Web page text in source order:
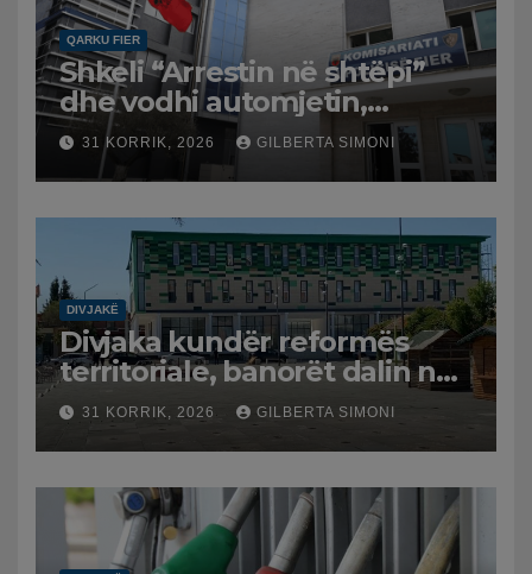
QARKU FIER
Shkeli “Arrestin në shtëpi”
dhe vodhi automjetin,
arrestohet 43-vjeçari
31 KORRIK, 2026 GILBERTA SIMONI
DIVJAKË
Divjaka kundër reformës
territoriale, banorët dalin në
protestë.
31 KORRIK, 2026 GILBERTA SIMONI